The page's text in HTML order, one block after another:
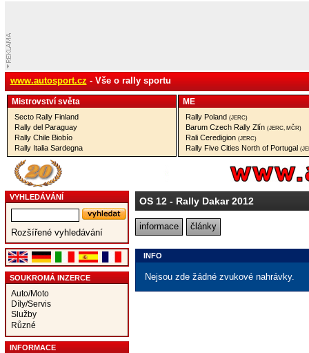
www.autosport.cz - Vše o rally sportu
Mistrovství­ světa
Secto Rally Finland
Rally del Paraguay
Rally Chile Biobío
Rally Italia Sardegna
ME
Rally Poland (JERC)
Barum Czech Rally Zlín (JERC, MČR)
Rali Ceredigion (JERC)
Rally Five Cities North of Portugal
VYHLEDÁVÁNÍ
Rozšířené vyhledávání
SOUKROMÁ INZERCE
Auto/Moto
Díly/Servis
Služby
Různé
INFORMACE
OS 12- Rally Dakar 2012
informace články
INFO
Nejsou zde žádné zvukové nahrávky.